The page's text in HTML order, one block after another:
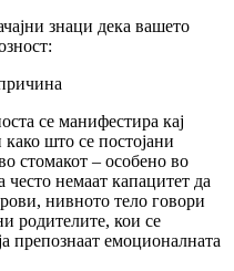
знаци дека вашето
се манифестира кај
што се постојани
стомакот – особено во
често немаат капацитет да
нивното тело говори
родителите, кои се
препознаат емоционалната